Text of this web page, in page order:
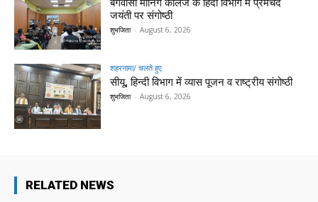
बंगवासी मॉर्निंग कॉलेज के हिंदी विभाग में प्रेमचंद
जयंती पर संगोष्ठी
शुभजिता - August 6, 2026
शहरनामा/ चलते हुए
सीयू, हिन्दी विभाग में व्यास पूजन व राष्ट्रीय संगोष्ठी
शुभजिता - August 6, 2026
RELATED NEWS